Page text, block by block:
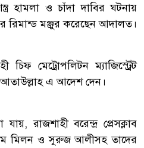
হামলা ও চাঁদা দাবির ঘটনায়
রিমান্ড মঞ্জুর করেছেন আদালত।
চিফ মেট্রোপলিটন ম্যাজিস্ট্রেট
এ আদেশ দেন।
রাজশাহী বরেন্দ্র প্রেসক্লাব
মিলন ও সুরুজ আলীসহ তাদের